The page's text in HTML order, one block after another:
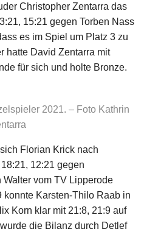
Christopher Zentarra das
15:21 gegen Torben Nass
es im Spiel um Platz 3 zu
hatte David Zentarra mit
für sich und holte Bronze.
2021. – Foto Kathrin
Florian Krick nach
12:21 gegen
vom TV Lipperode
konnte Karsten-Thilo Raab in
Korn klar mit 21:8, 21:9 auf
die Bilanz durch Detlef